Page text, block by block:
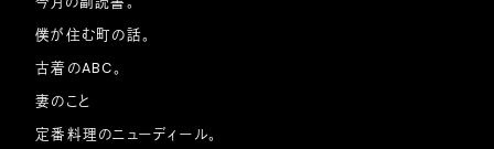
僕が住む町の話。
古着のABC。
妻のこと
定番料理のニューディール。